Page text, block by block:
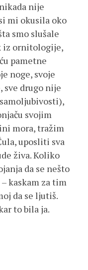
nije
mi okusila oko
smo slušale
iz ornitologije,
pametne
noge, svoje
sve drugo nije
svojim
mora, tražim
uposliti sva
živa. Koliko
da se nešto
kaskam za tim
da se ljutiš.
to bila ja.